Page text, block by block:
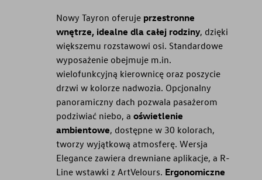
Nowy Tayron oferuje przestronne
wnętrze, idealne dla całej rodziny, dzięki
większemu rozstawowi osi. Standardowe
wyposażenie obejmuje m.in.
wielofunkcyjną kierownicę oraz poszycie
drzwi w kolorze nadwozia. Opcjonalny
panoramiczny dach pozwala pasażerom
podziwiać niebo, a oświetlenie
ambientowe, dostępne w 30 kolorach,
tworzy wyjątkową atmosferę. Wersja
Elegance zawiera drewniane aplikacje, a R-
Line wstawki z ArtVelours. Ergonomiczne